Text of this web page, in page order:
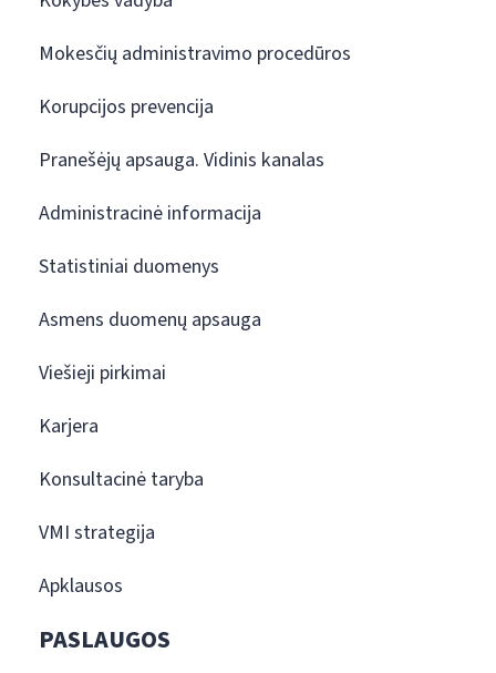
Mokesčių administravimo procedūros
Korupcijos prevencija
Pranešėjų apsauga. Vidinis kanalas
Administracinė informacija
Statistiniai duomenys
Asmens duomenų apsauga
Viešieji pirkimai
Karjera
Konsultacinė taryba
VMI strategija
Apklausos
PASLAUGOS